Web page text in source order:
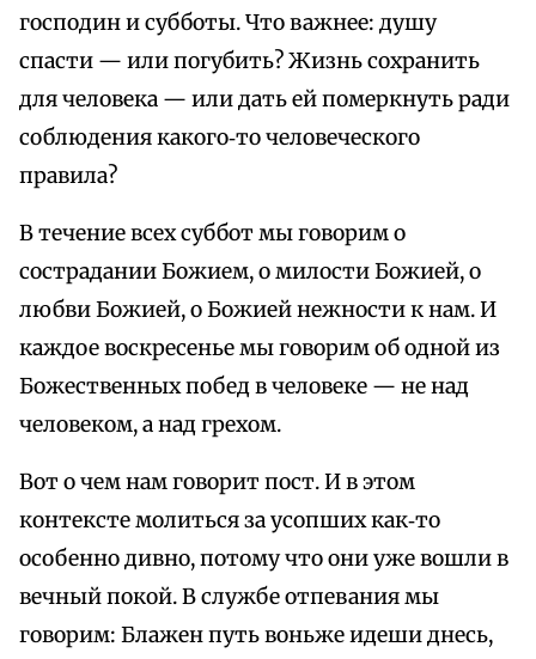
господин и субботы. Что важнее: душу
спасти — или погубить? Жизнь сохранить
для человека — или дать ей померкнуть ради
соблюдения какого‑то человеческого
правила?
В течение всех суббот мы говорим о
сострадании Божием, о милости Божией, о
любви Божией, о Божией нежности к нам. И
каждое воскресенье мы говорим об одной из
Божественных побед в человеке — не над
человеком, а над грехом.
Вот о чем нам говорит пост. И в этом
контексте молиться за усопших как‑то
особенно дивно, потому что они уже вошли в
вечный покой. В службе отпевания мы
говорим: Блажен путь воньже идеши днесь,